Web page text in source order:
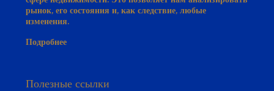
рынок, его состояния и, как следствие, любые
изменения.
Подробнее
Полезные ссылки